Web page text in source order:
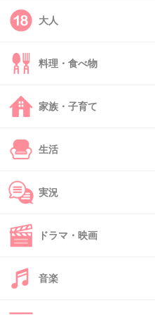
メス！
ホワイト先生のブリー
42. 匿名
ブルーメス！
大人
料理・食べ物
家族・子育て
生活
実況
ドラマ・映画
音楽